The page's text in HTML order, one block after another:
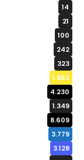
14
21
100
242
323
1.962
4.230
1.349
8.609
3.779
3.128